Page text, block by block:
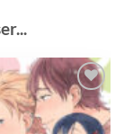
Ajouter
à la
wishlist